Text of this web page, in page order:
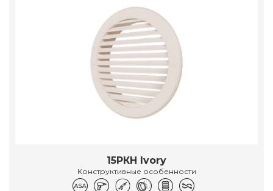
15РКН Ivory
Конструктивные особенности